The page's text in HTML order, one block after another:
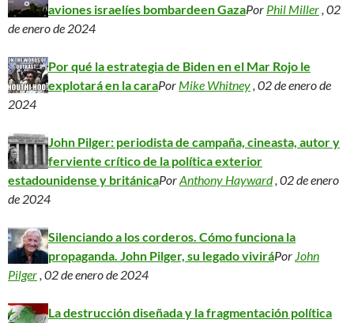
aviones israelíes bombardeen GazaPor Phil Miller, 02
de enero de 2024
Por qué la estrategia de Biden en el Mar Rojo le
explotará en la caraPor Mike Whitney, 02 de enero de
2024
John Pilger: periodista de campaña, cineasta, autor y
ferviente crítico de la política exterior
estadounidense y británicaPorAnthony Hayward, 02 de enero
de 2024
Silenciando a los corderos. Cómo funciona la
propaganda. John Pilger, su legado viviráPor John
Pilger, 02 de enero de 2024
La destrucción diseñada y la fragmentación política